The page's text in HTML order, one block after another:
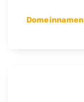
Domeinnamen